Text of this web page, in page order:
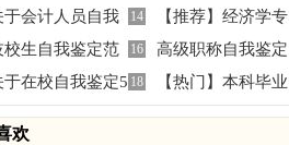
鉴定汇编十篇
于会计人员自我
14
【推荐】经济学专
业自我鉴定四篇
校生自我鉴定范
8篇
16
高级职称自我鉴定
范文合集七篇
于在校自我鉴定5 18
【热门】本科毕业
生自我鉴定集合九篇
欢